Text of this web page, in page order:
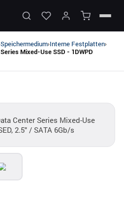
Speichermedium›Interne Festplatten›
Mixed-Use SSD - 1DWPD